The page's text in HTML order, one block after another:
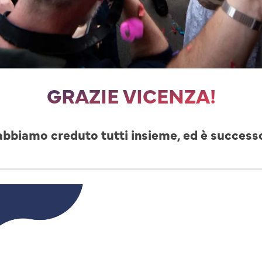
GRAZIE VICENZA!
creduto tutti insieme, ed è